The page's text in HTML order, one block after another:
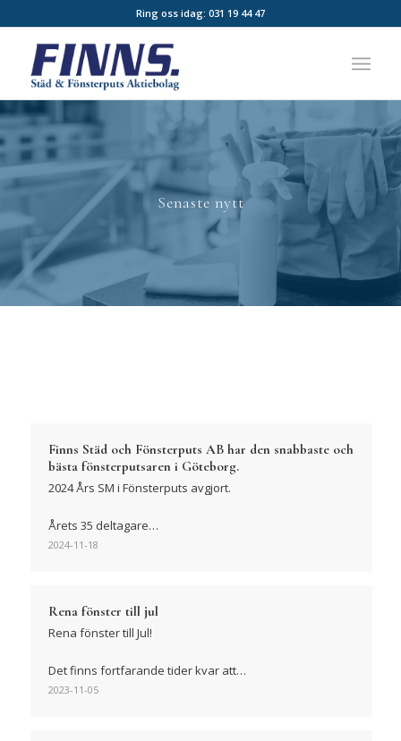
Ring oss idag: 031 19 44 47
Senaste nytt
Finns Städ och Fönsterputs AB har den snabbaste och
bästa fönsterputsaren i Göteborg.
2024 Års SM i Fönsterputs avgjort.
Årets 35 deltagare…
2024-11-18
Rena fönster till jul
Rena fönster till Jul!
Det finns fortfarande tider kvar att…
2023-11-05